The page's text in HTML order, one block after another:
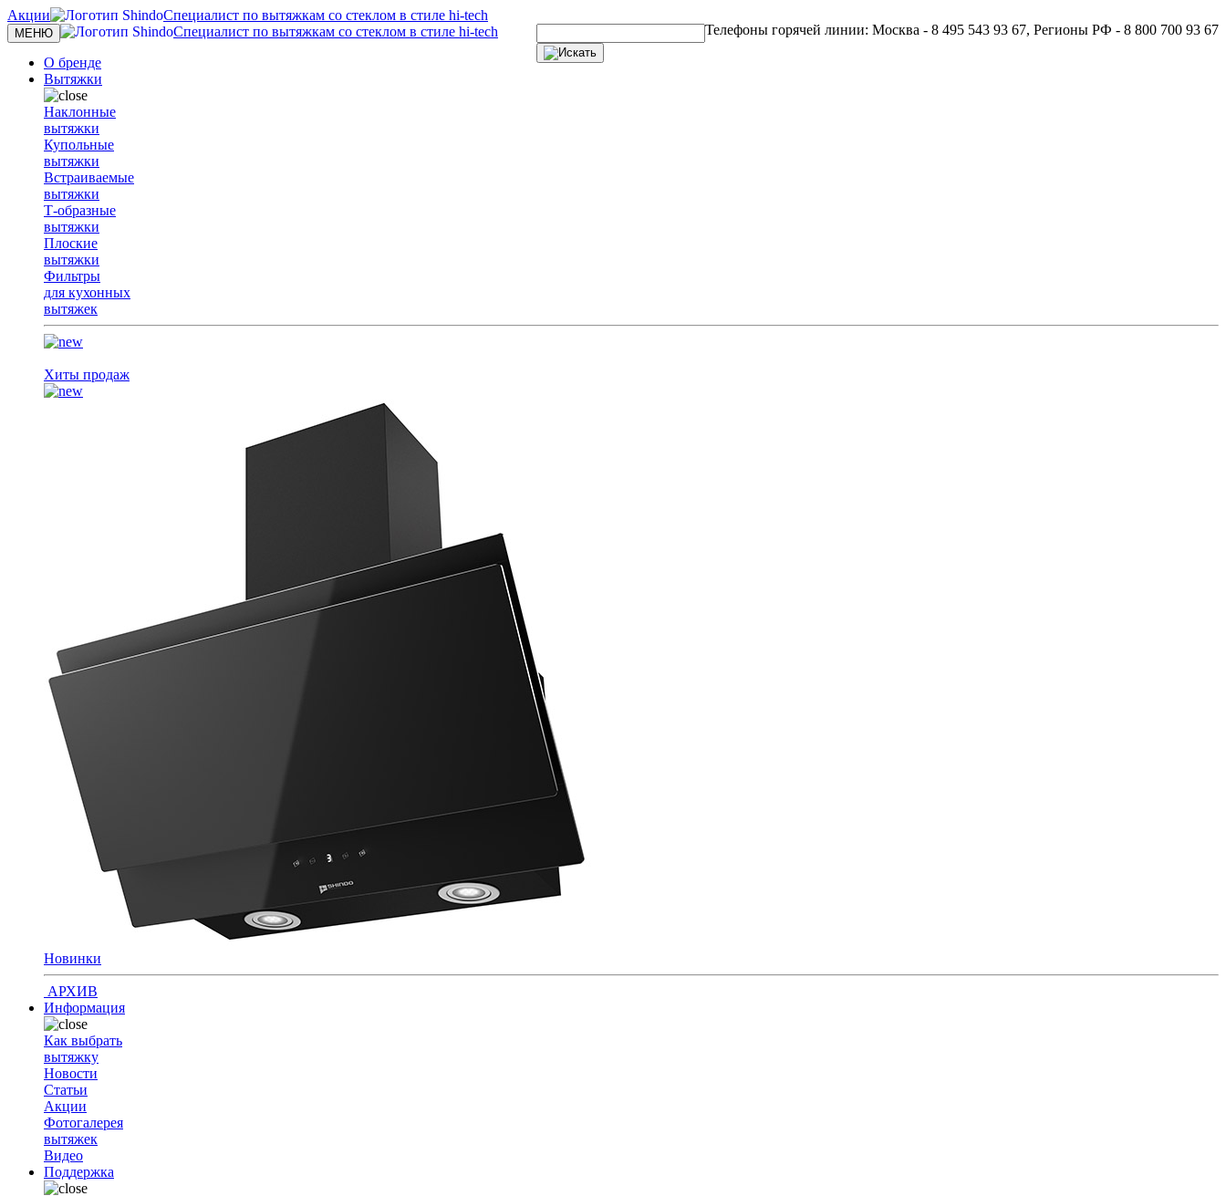
Акции
Телефоны горячей линии: Москва - 8 495 543 93 67, Регионы РФ - 8 800 700 93 67
Специалист по вытяжкам со стеклом в стиле hi-tech
Toggle
navigation
МЕНЮ
Специалист по вытяжкам со стеклом в стиле hi-tech
О бренде
Вытяжки
Наклонные
вытяжки
Купольные
вытяжки
Встраиваемые
вытяжки
Т-образные
вытяжки
Плоские
вытяжки
Фильтры
для кухонных
вытяжек
Хиты продаж
Новинки
АРХИВ
Информация
Как выбрать
вытяжку
Новости
Статьи
Акции
Фотогалерея
вытяжек
Видео
Поддержка